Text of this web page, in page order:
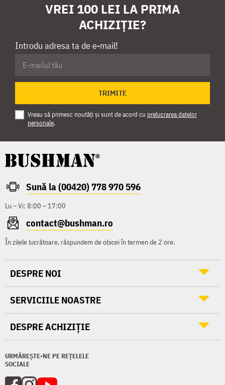
VREI 100 LEI LA PRIMA
ACHIZIȚIE?
Introdu adresa ta de e-mail!
TRIMITE
Vreau să primesc noutăți și sunt de acord cu prelucrarea datelor
personale.
Sună la (00420) 778 970 596
Lu – Vi: 8:00 – 17:00
contact@bushman.ro
În zilele lucrătoare, răspundem de obicei în termen de 2 ore.
URMĂREȘTE-NE PE REȚELELE
SOCIALE
DESPRE NOI
SERVICIILE NOASTRE
DESPRE ACHIZIȚIE